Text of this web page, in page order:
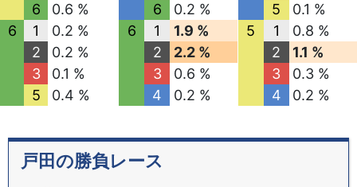
6
0.6 %
6
1
0.2 %
2
0.2 %
3
0.1 %
5
0.4 %
6
0.2 %
6
1
1.9 %
2
2.2 %
3
0.6 %
4
0.2 %
5
0.1 %
5
1
0.8 %
2
1.1 %
3
0.3 %
4
0.2 %
戸田の勝負レース